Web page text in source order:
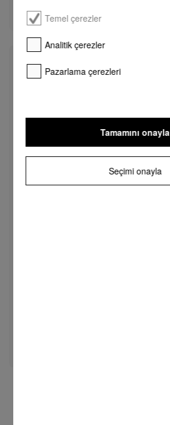
Kişisel bilgiler
Şirket
Temel çerezler
Analitik çerezler
Pazarlama çerezleri
Seçimi onayla
Tamamını onayla